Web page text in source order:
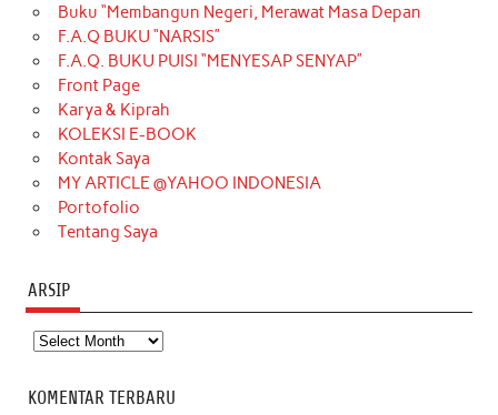
b
o
o
k
a
g
r
a
m
o
k
e
r
e
d
t
e
u
b
Buku “Membangun Negeri, Merawat Masa Depan
F.A.Q BUKU “NARSIS”
F.A.Q. BUKU PUISI “MENYESAP SENYAP”
Front Page
Karya & Kiprah
KOLEKSI E-BOOK
Kontak Saya
MY ARTICLE @YAHOO INDONESIA
Portofolio
Tentang Saya
ARSIP
Arsip
KOMENTAR TERBARU